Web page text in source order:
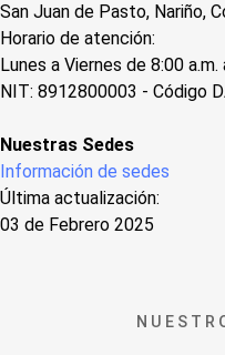
San Juan de Pasto, Nariño,
Horario de atención:
Lunes a Viernes de 8:00
NIT: 8912800003 - Código
Nuestras Sedes
Información de sedes
Última actualización:
03 de Febrero 2025